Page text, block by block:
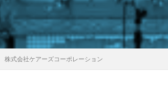
株式会社ケアーズコーポレーション